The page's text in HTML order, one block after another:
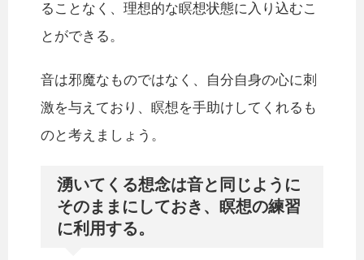
ることなく、理想的な瞑想状態に入り込むこ
とができる。
音は邪魔なものではなく、自分自身の心に刺
激を与えており、瞑想を手助けしてくれるも
のと考えましょう。
湧いてくる想念は音と同じように
そのままにしておき、瞑想の練習
に利用する。